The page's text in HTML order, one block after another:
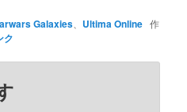
Galaxies Ultima Online 作
ク